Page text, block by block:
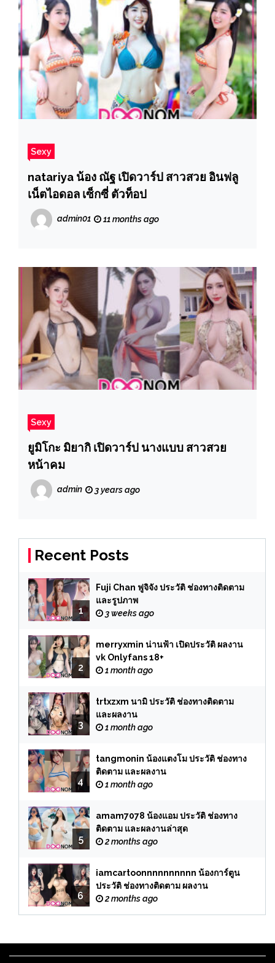
Sexy
natariya น้อง ณัฐ เปิดวาร์ป สาวสวย อินฟลู
เน็ตไอดอล เซ็กซี่ ตัวท็อป
admin01 11 months ago
Sexy
ยูมิโกะ มิยากิ เปิดวาร์ป นางแบบ สาวสวย
หน้าคม
admin 3 years ago
Recent Posts
1
Fuji Chan ฟูจิจัง ประวัติ ช่องทางติดตาม
และรูปภาพ
3 weeks ago
2
merryxmin น่านฟ้า เปิดประวัติ ผลงาน
vk Onlyfans 18+
1 month ago
3
trtxzxm นามิ ประวัติ ช่องทางติดตาม
และผลงาน
1 month ago
4
tangmonin น้องแตงโม ประวัติ ช่องทาง
ติดตาม และผลงาน
1 month ago
5
amam7078 น้องแอม ประวัติ ช่องทาง
ติดตาม และผลงานล่าสุด
2 months ago
6
iamcartoonnnnnnnnnn น้องการ์ตูน
ประวัติ ช่องทางติดตาม ผลงาน
2 months ago